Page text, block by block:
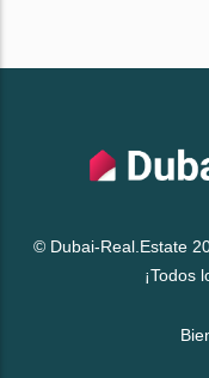
© Dubai-Real.Estate
¡Todos